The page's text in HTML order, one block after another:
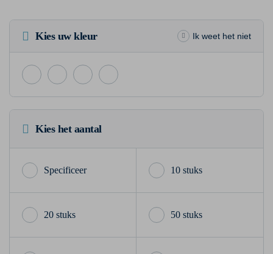
Kies uw kleur Ik weet het niet
Kies het aantal
10 stuks
20 stuks 50 stuks